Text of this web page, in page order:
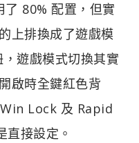
了 80% 配置，但實
上排換成了遊戲模
遊戲模式切換其實
啟時全鍵紅色背
Lock 及 Rapid
接設定。